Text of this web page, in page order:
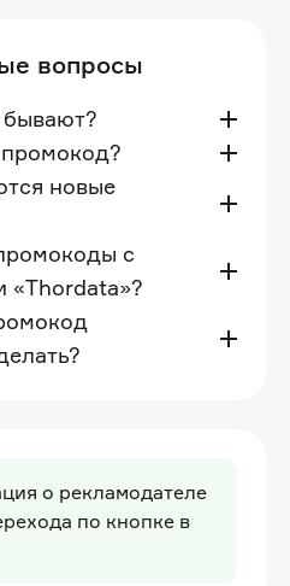
вопросы
новые
с
«Thordata»?
о рекламодателе
по кнопке в